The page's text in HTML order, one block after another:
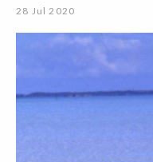
28 Jul 2020